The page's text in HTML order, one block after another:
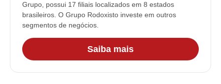
Grupo, possui 17 filiais localizados em 8 estados
brasileiros. O Grupo Rodoxisto investe em outros
segmentos de negócios.
Saiba mais